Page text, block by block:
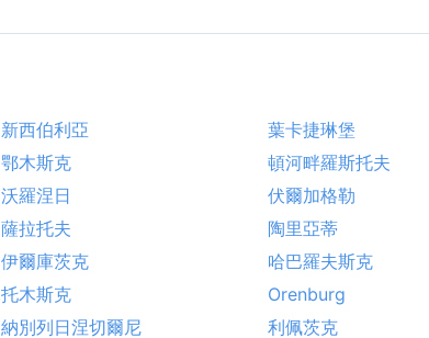
新西伯利亞
葉卡捷琳堡
鄂木斯克
頓河畔羅斯托夫
沃羅涅日
伏爾加格勒
薩拉托夫
陶里亞蒂
伊爾庫茨克
哈巴羅夫斯克
托木斯克
Orenburg
納別列日涅切爾尼 利佩茨克